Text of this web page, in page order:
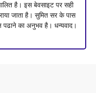
है। इस बेवसाइट पर सही
जाता है। सुमित सर के पास
का अनुभव है। धन्यवाद।